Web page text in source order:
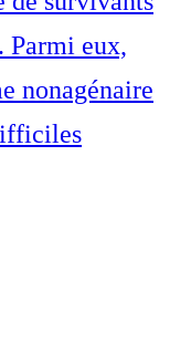
Parmi eux,
nonagénaire